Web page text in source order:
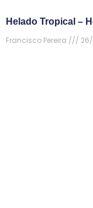
Helado Tropical –
Francisco Pereira